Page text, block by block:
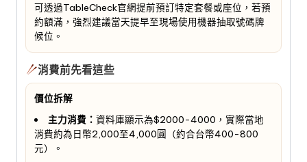
可透過TableCheck官網提前預訂特定套餐或座位，若預
約額滿，強烈建議當天提早至現場使用機器抽取號碼牌
候位。
消費前先看這些
價位拆解
主力消費： 資料庫顯示為$2000-4000，實際當地
消費約為日幣2,000至4,000圓（約合台幣400-800
元）。